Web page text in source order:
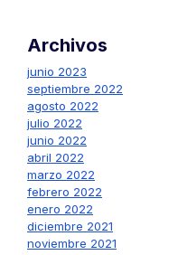
Archivos
junio 2023
septiembre 2022
agosto 2022
julio 2022
junio 2022
abril 2022
marzo 2022
febrero 2022
enero 2022
diciembre 2021
noviembre 2021